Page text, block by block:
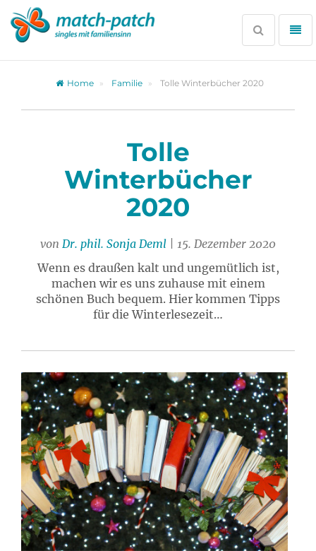
Zur
Partnersuche
Suche
öffnen
Home Familie Tolle Winterbücher 2020
Tolle
Winterbücher
2020
von Dr. phil. Sonja Deml | 15. Dezember 2020
Wenn es draußen kalt und ungemütlich ist,
machen wir es uns zuhause mit einem
schönen Buch bequem. Hier kommen Tipps
für die Winterlesezeit…